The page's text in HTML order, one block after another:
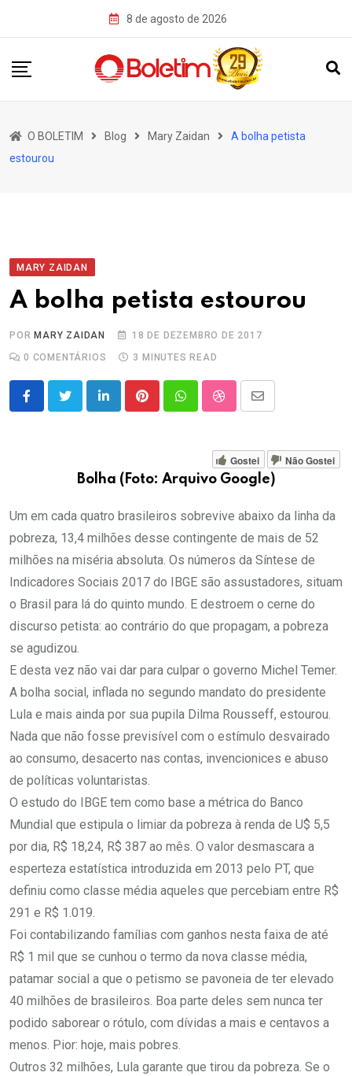
8 de agosto de 2026
O BOLETIM Blog Mary Zaidan
A bolha petista
estourou
MARY ZAIDAN
A bolha petista estourou
POR MARY ZAIDAN
18 DE DEZEMBRO DE 2017
0 COMENTÁRIOS 3 MINUTES READ
LinkedInPinterestWhatsappStumbleUpon
Share
Email
Gostei
Não Gostei
Bolha (Foto: Arquivo Google)
Um em cada quatro brasileiros sobrevive abaixo da linha da
pobreza, 13,4 milhões desse contingente de mais de 52
milhões na miséria absoluta. Os números da Síntese de
Indicadores Sociais 2017 do IBGE são assustadores, situam
o Brasil para lá do quinto mundo. E destroem o cerne do
discurso petista: ao contrário do que propagam, a pobreza
se agudizou.
E desta vez não vai dar para culpar o governo Michel Temer.
A bolha social, inflada no segundo mandato do presidente
Lula e mais ainda por sua pupila Dilma Rousseff, estourou.
Nada que não fosse previsível com o estímulo desvairado
ao consumo, desacerto nas contas, invencionices e abuso
de políticas voluntaristas.
O estudo do IBGE tem como base a métrica do Banco
Mundial que estipula o limiar da pobreza à renda de U$ 5,5
por dia, R$ 18,24, R$ 387 ao mês. O valor desmascara a
esperteza estatística introduzida em 2013 pelo PT, que
definiu como classe média aqueles que percebiam entre R$
291 e R$ 1.019.
Foi contabilizando famílias com ganhos nesta faixa de até
R$ 1 mil que se cunhou o termo da nova classe média,
patamar social a que o petismo se pavoneia de ter elevado
40 milhões de brasileiros. Boa parte deles sem nunca ter
podido saborear o rótulo, com dívidas a mais e centavos a
menos. Pior: hoje, mais pobres.
Outros 32 milhões, Lula garante que tirou da pobreza. Se o